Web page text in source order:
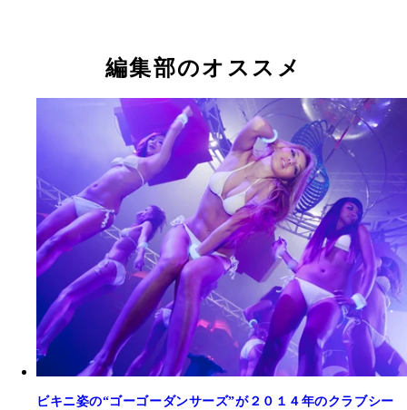
映画の盗難事件とかけて「私たちＣＹＢＥＲＪＡ
が盗むのは皆さまのハートだけです」と宣言した
は“ベビーフェイスのグラマラスボディー担当”を
編集部のオススメ
ビキニ姿の“ゴーゴーダンサーズ”が２０１４年のクラブシー